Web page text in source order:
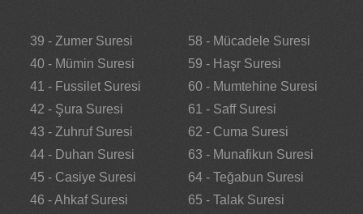
39 - Zumer Suresi
40 - Mümin Suresi
41 - Fussilet Suresi
42 - Şura Suresi
43 - Zuhruf Suresi
44 - Duhan Suresi
45 - Casiye Suresi
46 - Ahkaf Suresi
58 - Mücadele Suresi
59 - Haşr Suresi
60 - Mumtehine Suresi
61 - Saff Suresi
62 - Cuma Suresi
63 - Munafikun Suresi
64 - Teğabun Suresi
65 - Talak Suresi